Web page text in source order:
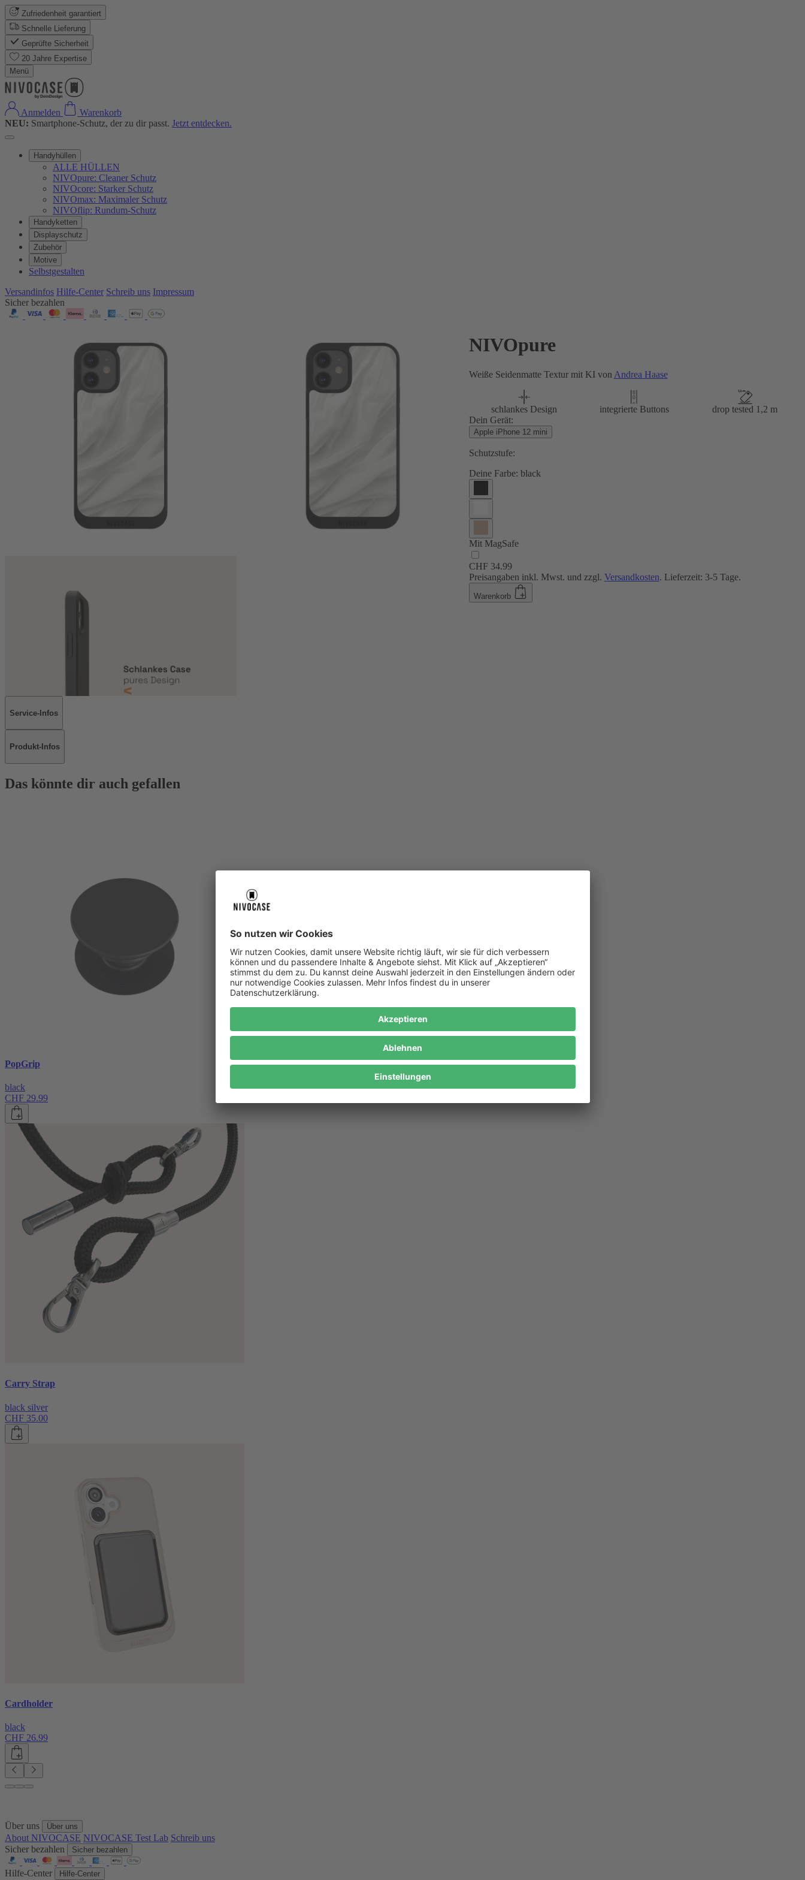
Zufriedenheit garantiert
Schnelle Lieferung
Geprüfte Sicherheit
20 Jahre Expertise
Menü
Anmelden
Warenkorb
NEU: Smartphone-Schutz, der zu dir passt. Jetzt entdecken.
Handyhüllen
ALLE HÜLLEN
NIVOpure: Cleaner Schutz
NIVOcore: Starker Schutz
NIVOmax: Maximaler Schutz
NIVOflip: Rundum-Schutz
Handyketten
Displayschutz
Zubehör
Motive
Selbstgestalten
Versandinfos Hilfe-Center Schreib uns Impressum
Sicher bezahlen
NIVOpure
Weiße Seidenmatte Textur mit KI von Andrea Haase
schlankes Design integrierte Buttons
drop tested 1,2 m
Dein Gerät:
Apple iPhone 12 mini
Schutzstufe:
Deine Farbe: black
Mit MagSafe
CHF 34.99
Preisangaben inkl. Mwst. und zzgl. Versandkosten. Lieferzeit: 3-5 Tage.
Warenkorb
Service-Infos
Produkt-Infos
Das könnte dir auch gefallen
PopGrip
black
CHF 29.99
Carry Strap
black silver
CHF 35.00
Cardholder
black
CHF 26.99
Über uns Über uns
About NIVOCASE NIVOCASE Test Lab Schreib uns
Sicher bezahlen
Sicher bezahlen
Hilfe-Center Hilfe-Center